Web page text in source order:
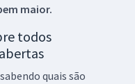
maior.
todos
quais são